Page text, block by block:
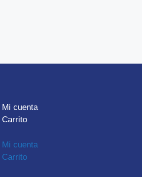
Mi cuenta
Carrito
Mi cuenta
Carrito